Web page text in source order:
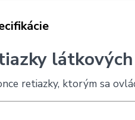
retiazky, ktorým sa